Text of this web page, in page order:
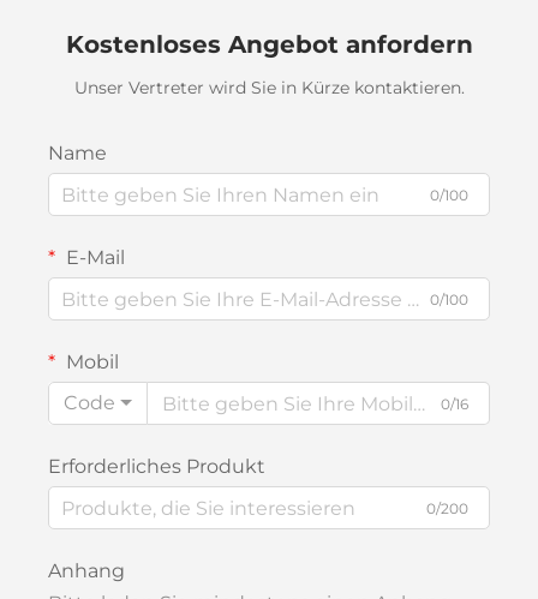
Kostenloses Angebot anfordern
Unser Vertreter wird Sie in Kürze kontaktieren.
Name
0/100
E-Mail
0/100
Mobil
Code
0/16
Erforderliches Produkt
0/200
Anhang